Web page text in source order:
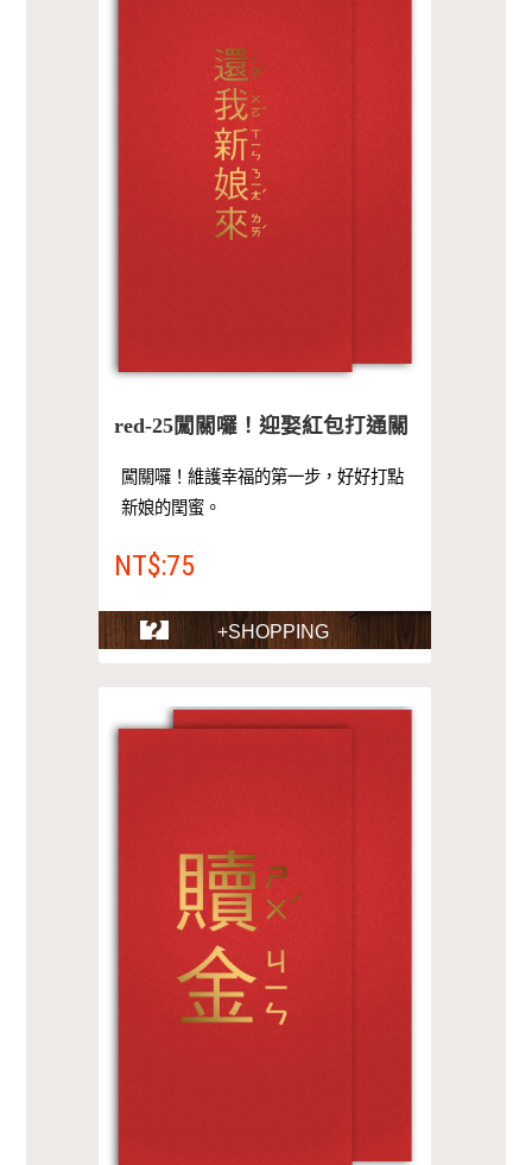
red-25闖關囉！迎娶紅包打通關
闖關囉！維護幸福的第一步，好好打點
新娘的閏蜜。
NT$:75
+SHOPPING